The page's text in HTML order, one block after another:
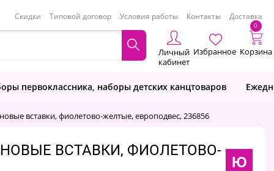
Скидки Типовой договор Условия работы Контакты Доставка
Личный
кабинет
Избранное
0
Корзина
первоклассника, наборы детских канцтоваров
вставки, фиолетово-желтые, европодвес, 236856
ВСТАВКИ, ФИОЛЕТОВО-
Ю